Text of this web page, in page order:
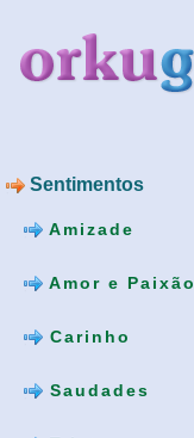
Sentimentos
Amizade
Amor e Paixão
Carinho
Saudades